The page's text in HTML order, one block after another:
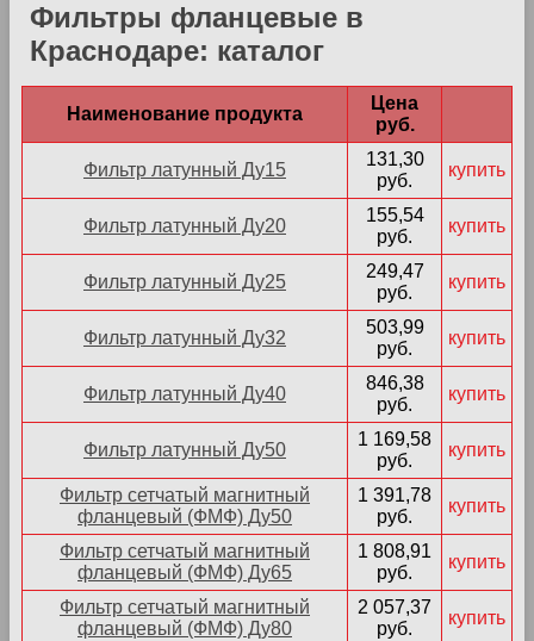
Фильтры фланцевые в
Краснодаре: каталог
Наименование продукта
Цена
руб.
Фильтр латунный Ду15
131,30
руб.
купить
Фильтр латунный Ду20
155,54
руб.
купить
Фильтр латунный Ду25
249,47
руб.
купить
Фильтр латунный Ду32
503,99
руб.
купить
Фильтр латунный Ду40
846,38
руб.
купить
Фильтр латунный Ду50
1 169,58
руб.
купить
Фильтр сетчатый магнитный
фланцевый (ФМФ) Ду50
1 391,78
руб.
купить
Фильтр сетчатый магнитный
фланцевый (ФМФ) Ду65
1 808,91
руб.
купить
Фильтр сетчатый магнитный
фланцевый (ФМФ) Ду80
2 057,37
руб.
купить